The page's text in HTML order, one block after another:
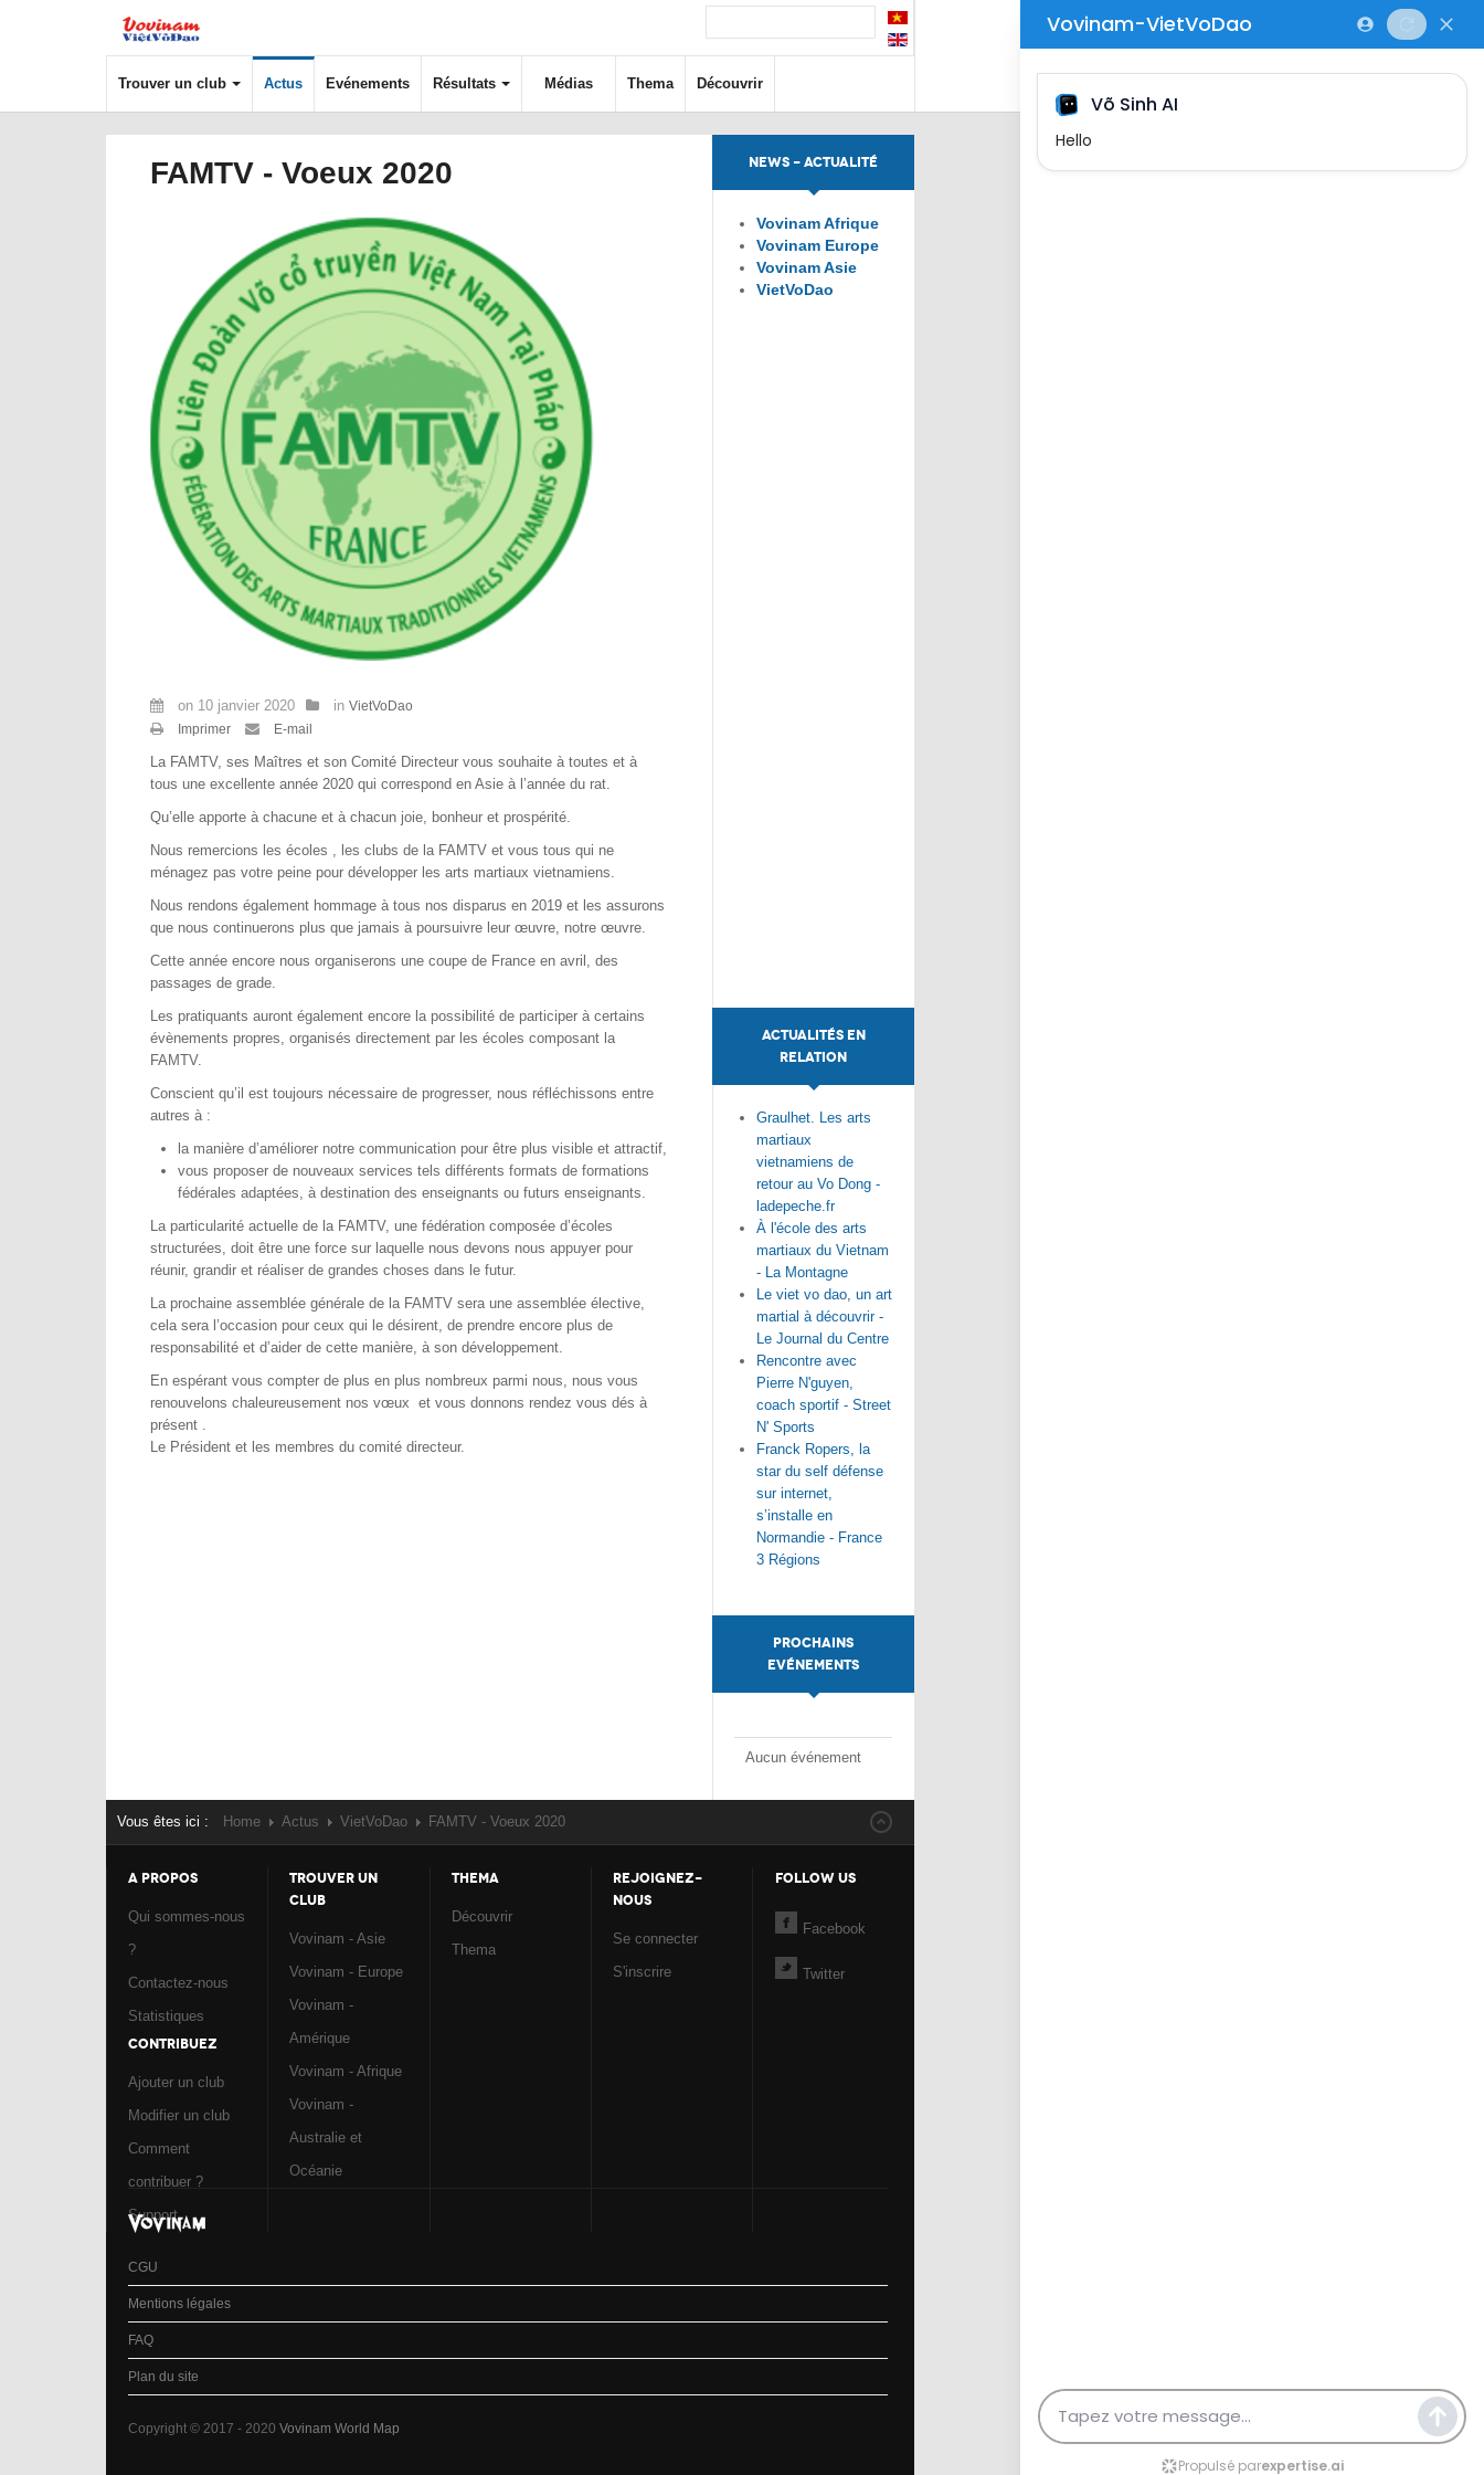
Trouver un club Actus Evénements Résultats Médias Thema Découvrir
FAMTV - Voeux 2020
on 10 janvier 2020 in VietVoDao
Imprimer
E-mail
La FAMTV, ses Maîtres et son Comité Directeur vous souhaite à toutes et à
tous une excellente année 2020 qui correspond en Asie à l’année du rat.
Qu’elle apporte à chacune et à chacun joie, bonheur et prospérité.
Nous remercions les écoles , les clubs de la FAMTV et vous tous qui ne
ménagez pas votre peine pour développer les arts martiaux vietnamiens.
Nous rendons également hommage à tous nos disparus en 2019 et les assurons
que nous continuerons plus que jamais à poursuivre leur œuvre, notre œuvre.
Cette année encore nous organiserons une coupe de France en avril, des
passages de grade.
Les pratiquants auront également encore la possibilité de participer à certains
évènements propres, organisés directement par les écoles composant la
FAMTV.
Conscient qu’il est toujours nécessaire de progresser, nous réfléchissons entre
autres à :
la manière d’améliorer notre communication pour être plus visible et attractif,
vous proposer de nouveaux services tels différents formats de formations
fédérales adaptées, à destination des enseignants ou futurs enseignants.
La particularité actuelle de la FAMTV, une fédération composée d’écoles
structurées, doit être une force sur laquelle nous devons nous appuyer pour
réunir, grandir et réaliser de grandes choses dans le futur.
La prochaine assemblée générale de la FAMTV sera une assemblée élective,
cela sera l’occasion pour ceux qui le désirent, de prendre encore plus de
responsabilité et d’aider de cette manière, à son développement.
En espérant vous compter de plus en plus nombreux parmi nous, nous vous
renouvelons chaleureusement nos vœux et vous donnons rendez vous dés à
présent .
Le Président et les membres du comité directeur.
NEWS - ACTUALITÉ
Vovinam Afrique
Vovinam Europe
Vovinam Asie
VietVoDao
ACTUALITÉS EN
RELATION
Graulhet. Les arts
martiaux
vietnamiens de
retour au Vo Dong -
ladepeche.fr
À l'école des arts
martiaux du Vietnam
- La Montagne
Le viet vo dao, un art
martial à découvrir -
Le Journal du Centre
Rencontre avec
Pierre N'guyen,
coach sportif - Street
N' Sports
Franck Ropers, la
star du self défense
sur internet,
s’installe en
Normandie - France
3 Régions
PROCHAINS
EVÉNEMENTS
Aucun événement
Vous êtes ici : Home Actus VietVoDao FAMTV - Voeux 2020
CGU
Mentions légales
FAQ
Plan du site
Copyright © 2017 - 2020 Vovinam World Map
A PROPOS
Qui sommes-nous
?
Contactez-nous
Statistiques
CONTRIBUEZ
Ajouter un club
Modifier un club
Comment
contribuer ?
Support
TROUVER UN
CLUB
Vovinam - Asie
Vovinam - Europe
Vovinam -
Amérique
Vovinam - Afrique
Vovinam -
Australie et
Océanie
THEMA
Découvrir
Thema
REJOIGNEZ-
NOUS
Se connecter
S'inscrire
FOLLOW US
Facebook
Twitter